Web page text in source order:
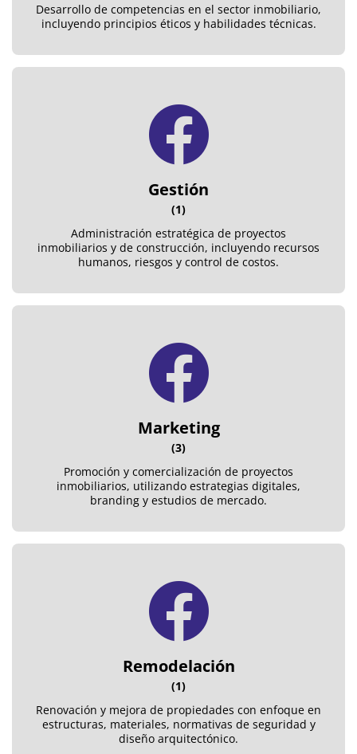
Desarrollo de competencias en el sector inmobiliario,
incluyendo principios éticos y habilidades técnicas.
Gestión
(1)
Administración estratégica de proyectos
inmobiliarios y de construcción, incluyendo recursos
humanos, riesgos y control de costos.
Marketing
(3)
Promoción y comercialización de proyectos
inmobiliarios, utilizando estrategias digitales,
branding y estudios de mercado.
Remodelación
(1)
Renovación y mejora de propiedades con enfoque en
estructuras, materiales, normativas de seguridad y
diseño arquitectónico.